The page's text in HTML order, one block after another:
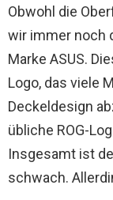
Obwohl die
wir immer noch
Marke ASUS.
Logo, das viele
Deckeldesign
übliche ROG-
Insgesamt ist
schwach.